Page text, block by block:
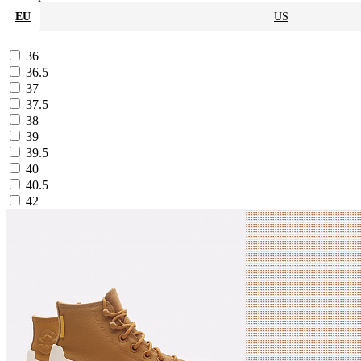
EU US
36
36.5
37
37.5
38
39
39.5
40
40.5
42